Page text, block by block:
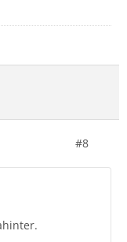
Was
DSN anfordert?
auf der
wird da ein
#8